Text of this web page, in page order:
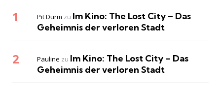
Pit Durm zu Im Kino: The Lost City – Das
Geheimnis der verloren Stadt
Pauline zu Im Kino: The Lost City – Das
Geheimnis der verloren Stadt